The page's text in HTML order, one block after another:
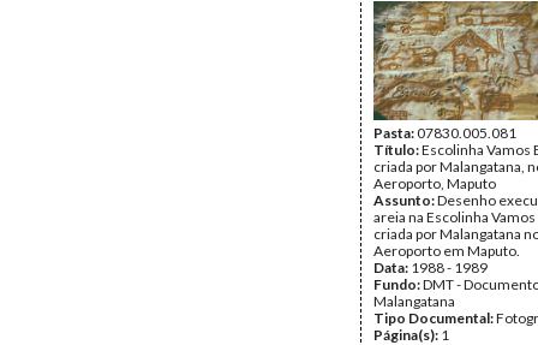
Pasta:07830.005.081
Título:Escolinha Vamos
criada por Malangatana,
Aeroporto, Maputo
Assunto:Desenho
areia na Escolinha
criada por Malangatana
Aeroporto em Maputo.
Data: 1988 - 1989
Fundo:DMT -
Malangatana
Tipo Documental:
Página(s): 1